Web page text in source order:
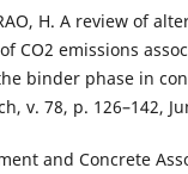
H. A review of
CO2 emissions
binder phase in
v. 78, p. 126–142,
and Concrete